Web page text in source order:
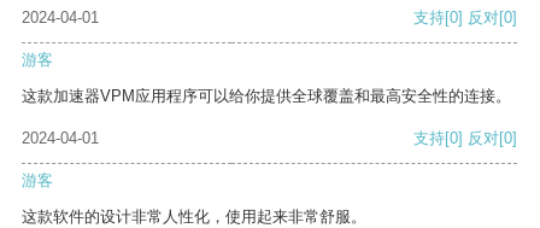
2024-04-01 支持[0] 反对[0]
游客
这款加速器VPM应用程序可以给你提供全球覆盖和最高安全性的连接。
2024-04-01 支持[0] 反对[0]
游客
这款软件的设计非常人性化，使用起来非常舒服。